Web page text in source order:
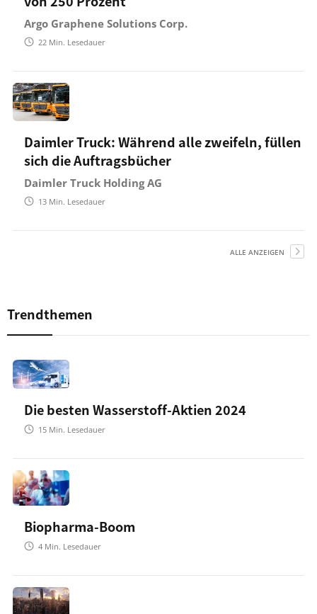
Argo Graphene Solutions Corp.
22 Min. Lesedauer
Daimler Truck: Während alle zweifeln, füllen
sich die Auftragsbücher
Daimler Truck Holding AG
13 Min. Lesedauer
ALLE ANZEIGEN
Trendthemen
Die besten Wasserstoff-Aktien 2024
15 Min. Lesedauer
Biopharma-Boom
4 Min. Lesedauer